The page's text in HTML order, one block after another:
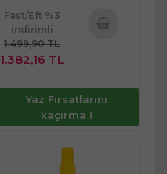
Fast/Eft %3
indirimli
1.499,90 TL
1.382,16 TL
Yaz Fırsatlarını
kaçırma !